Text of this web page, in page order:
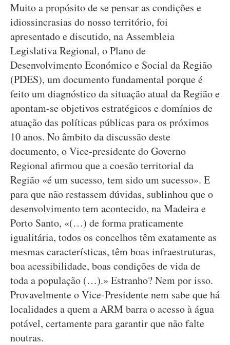
Muito a propósito de se pensar as condições e
idiossincrasias do nosso território, foi
apresentado e discutido, na Assembleia
Legislativa Regional, o Plano de
Desenvolvimento Económico e Social da Região
(PDES), um documento fundamental porque é
feito um diagnóstico da situação atual da Região e
apontam-se objetivos estratégicos e domínios de
atuação das políticas públicas para os próximos
10 anos. No âmbito da discussão deste
documento, o Vice-presidente do Governo
Regional afirmou que a coesão territorial da
Região «é um sucesso, tem sido um sucesso». E
para que não restassem dúvidas, sublinhou que o
desenvolvimento tem acontecido, na Madeira e
Porto Santo, «(…) de forma praticamente
igualitária, todos os concelhos têm exatamente as
mesmas características, têm boas infraestruturas,
boa acessibilidade, boas condições de vida de
toda a população (…).» Estranho? Nem por isso.
Provavelmente o Vice-Presidente nem sabe que há
localidades a quem a ARM barra o acesso à água
potável, certamente para garantir que não falte
noutras.